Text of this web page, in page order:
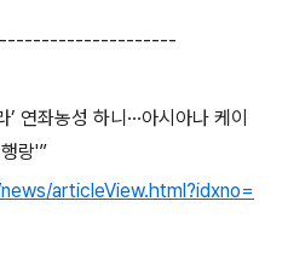
’ 연좌농성 하니 ···아시아나 케이
랑'”
articleView.html?idxno=